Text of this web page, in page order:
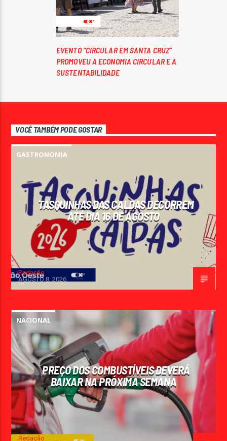
EVENTO “CIRCULAR EM SANTA CRUZ”
PROMOVEU A ECONOMIA CIRCULAR E A
SUSTENTABILIDADE
VOCÊ TAMBÉM PODE GOSTAR
GASTRONOMIA
TASQUINHAS DAS CALDAS DECORREM
ATÉ DIA 16 DE AGOSTO
Redação
AGOSTO 8, 2026
NACIONAL
PREÇO DOS COMBUSTÍVEIS DEVERÁ
BAIXAR NA PRÓXIMA SEMANA
Redação